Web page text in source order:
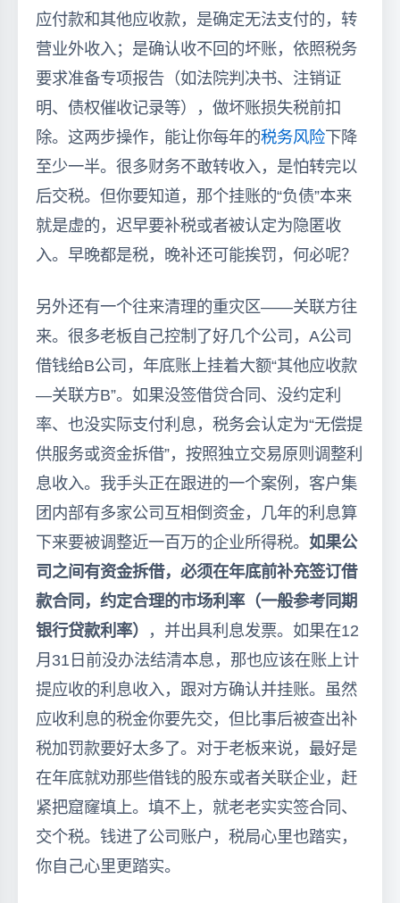
应付款和其他应收款，是确定无法支付的，转
营业外收入；是确认收不回的坏账，依照税务
要求准备专项报告（如法院判决书、注销证
明、债权催收记录等），做坏账损失税前扣
除。这两步操作，能让你每年的税务风险下降
至少一半。很多财务不敢转收入，是怕转完以
后交税。但你要知道，那个挂账的“负债”本来
就是虚的，迟早要补税或者被认定为隐匿收
入。早晚都是税，晚补还可能挨罚，何必呢？
另外还有一个往来清理的重灾区——关联方往
来。很多老板自己控制了好几个公司，A公司
借钱给B公司，年底账上挂着大额“其他应收款
—关联方B”。如果没签借贷合同、没约定利
率、也没实际支付利息，税务会认定为“无偿提
供服务或资金拆借”，按照独立交易原则调整利
息收入。我手头正在跟进的一个案例，客户集
团内部有多家公司互相倒资金，几年的利息算
下来要被调整近一百万的企业所得税。 如果公
司之间有资金拆借，必须在年底前补充签订借
款合同，约定合理的市场利率（一般参考同期
银行贷款利率）
，并出具利息发票。如果在12
月31日前没办法结清本息，那也应该在账上计
提应收的利息收入，跟对方确认并挂账。虽然
应收利息的税金你要先交，但比事后被查出补
税加罚款要好太多了。对于老板来说，最好是
在年底就劝那些借钱的股东或者关联企业，赶
紧把窟窿填上。填不上，就老老实实签合同、
交个税。钱进了公司账户，税局心里也踏实，
你自己心里更踏实。